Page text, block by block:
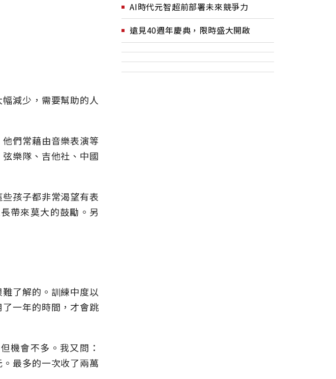
減少，需要幫助的人
們常藉由音樂表演等
樂隊、吉他社、中國
孩子都非常渴望有表
帶來莫大的鼓勵。另
了解的。訓練中度以
一年的時間，才會跳
機會不多。我又問：
最多的一次收了兩萬
AI時代元智超前部署未來競爭力
遠見40週年慶典，限時盛大開啟